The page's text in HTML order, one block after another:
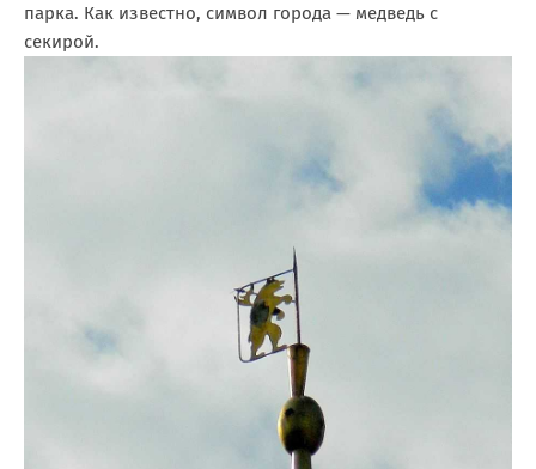
парка. Как известно, символ города — медведь с
секирой.